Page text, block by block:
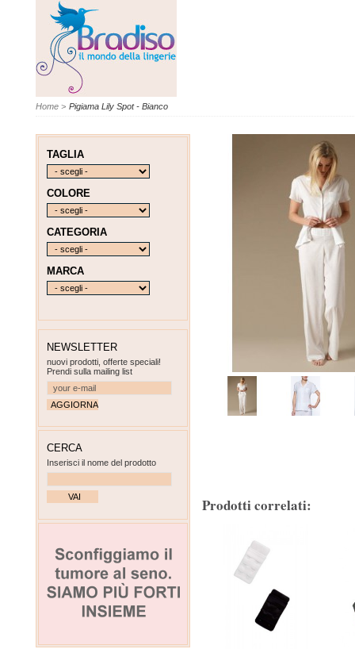
Home > Pigiama Lily Spot - Bianco
Prodotti correlati:
TAGLIA
COLORE
CATEGORIA
MARCA
NEWSLETTER
nuovi prodotti, offerte speciali!
Prendi sulla mailing list
CERCA
Inserisci il nome del prodotto